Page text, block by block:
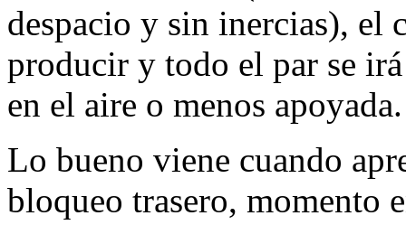
despacio y sin inercias), el
producir y todo el par se
en el aire o menos apoyada.
Lo bueno viene cuando
bloqueo trasero, momento